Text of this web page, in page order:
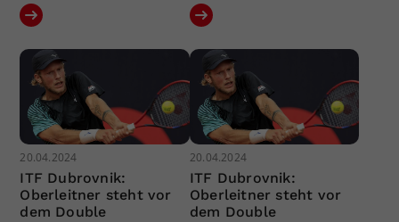
20.04.2024
ITF Dubrovnik:
Oberleitner steht vor
dem Double
20.04.2024
ITF Dubrovnik:
Oberleitner steht vor
dem Double